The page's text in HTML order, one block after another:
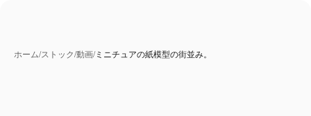
ホーム/ストック/動画/ミニチュアの紙模型の街並み。